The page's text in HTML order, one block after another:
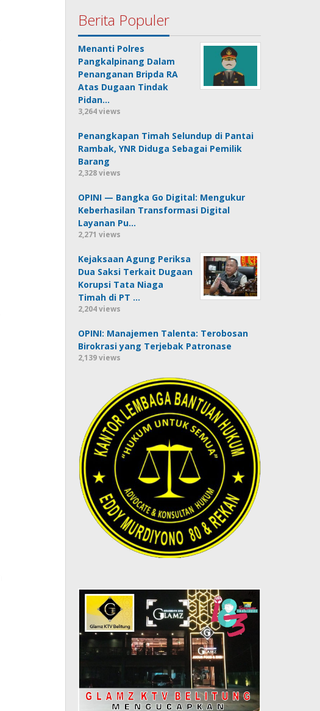
Berita Populer
Menanti Polres
Pangkalpinang Dalam
Penanganan Bripda RA
Atas Dugaan Tindak
Pidan…
3,264 views
Penangkapan Timah Selundup di Pantai
Rambak, YNR Diduga Sebagai Pemilik
Barang
2,328 views
OPINI — Bangka Go Digital: Mengukur
Keberhasilan Transformasi Digital
Layanan Pu…
2,271 views
Kejaksaan Agung Periksa
Dua Saksi Terkait Dugaan
Korupsi Tata Niaga
Timah di PT …
2,204 views
OPINI: Manajemen Talenta: Terobosan
Birokrasi yang Terjebak Patronase
2,139 views